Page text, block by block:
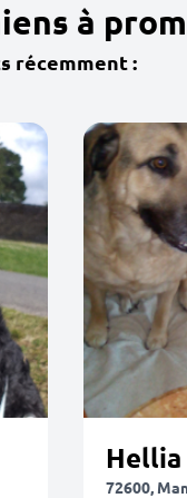
à
récemment :
Hellia
72600,